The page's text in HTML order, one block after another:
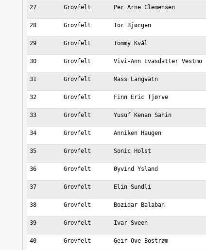
27 Grovfelt Per Arne Clemensen
28 Grovfelt Tor Bjørgen
29 Grovfelt Tommy Kvål
30 Grovfelt Vivi-Ann Evasdatter Vestmo
31 Grovfelt Mass Langvatn
32 Grovfelt Finn Eric Tjørve
33 Grovfelt Yusuf Kenan Sahin
34 Grovfelt Anniken Haugen
35 Grovfelt Sonic Holst
36 Grovfelt Øyvind Ysland
37 Grovfelt Elin Sundli
38 Grovfelt Bozidar Balaban
39 Grovfelt Ivar Sveen
40 Grovfelt Geir Ove Bostrøm